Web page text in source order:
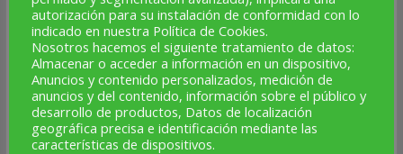
Guarda mi nombre, correo electrónico y web en este
navegador para la próxima vez que comente.
PUBLICIDAD
autorización para su instalación de conformidad con lo
indicado en nuestra Política de Cookies.
Nosotros hacemos el siguiente tratamiento de datos:
Almacenar o acceder a información en un dispositivo,
Anuncios y contenido personalizados, medición de
anuncios y del contenido, información sobre el público y
desarrollo de productos, Datos de localización
geográfica precisa e identificación mediante las
características de dispositivos.